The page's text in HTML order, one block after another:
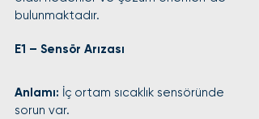
bulunmaktadır.
E1 – Sensör Arızası
Anlamı: İç ortam sıcaklık sensöründe
sorun var.